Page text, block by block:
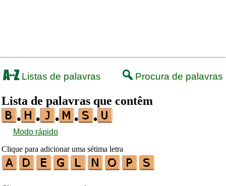
Listas de palavras Procura de palavras
Lista de palavras que contêm
•
• • • •
Modo rápido
Clique para adicionar uma sétima letra